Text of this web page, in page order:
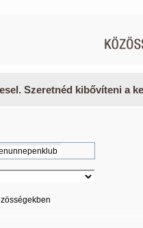
Szeretnéd kibővíteni a